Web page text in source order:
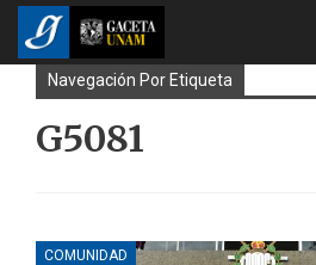
Navegación Por Etiqueta
G5081
COMUNIDAD